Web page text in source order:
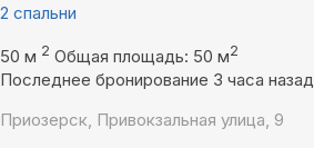
2 спальни
50 м 2 Общая площадь: 50 м2
Последнее бронирование 3 часа назад
Приозерск, Привокзальная улица, 9